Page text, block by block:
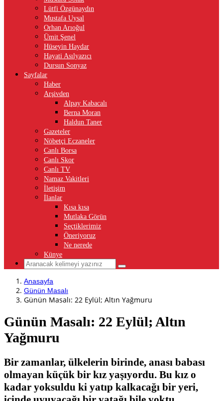
Lütfi Özgünaydın
Mustafa Uysal
Orhan Arıoğul
Ümit Şenel
Hüseyin Haydar
Hayati Asılyazıcı
Dursun Sonyaz
Sayfalar
Haber
Arşivden
Alpay Kabacalı
Berna Moran
Haldun Taner
Gazeteler
Nöbetçi Eczaneler
Canlı Borsa
Canlı Skor
Canlı TV
Namaz Vakitleri
İletişim
İlanlar
Kısa kısa
Mutlaka Görün
Seçtiklerimiz
Öneriyoruz
Ne nerede
Künye
Anasayfa
Günün Masalı
Günün Masalı: 22 Eylül; Altın Yağmuru
Günün Masalı: 22 Eylül; Altın
Yağmuru
Bir zamanlar, ülkelerin birinde, anası babası
olmayan küçük bir kız yaşıyordu. Bu kız o
kadar yoksuldu ki yatıp kalkacağı bir yeri,